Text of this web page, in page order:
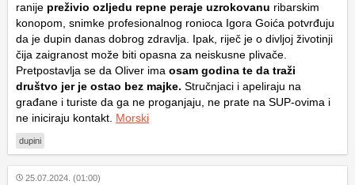
ranije preživio ozljedu repne peraje uzrokovanu ribarskim
konopom, snimke profesionalnog ronioca Igora Goića potvrđuju
da je dupin danas dobrog zdravlja. Ipak, riječ je o divljoj životinji
čija zaigranost može biti opasna za neiskusne plivače.
Pretpostavlja se da Oliver ima osam godina te da traži
društvo jer je ostao bez majke. Stručnjaci i apeliraju na
građane i turiste da ga ne proganjaju, ne prate na SUP-ovima i
ne iniciraju kontakt. Morski
dupini
25.07.2024. (01:00)